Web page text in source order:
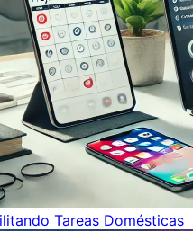
Tareas Domésticas